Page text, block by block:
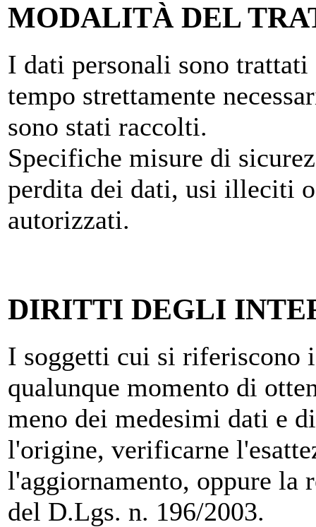
MODALITÀ DEL
I dati personali sono
tempo strettamente
sono stati raccolti.
Specifiche misure di
perdita dei dati, usi illeciti
autorizzati.
DIRITTI DEGLI
I soggetti cui si riferiscono
qualunque momento di
meno dei medesimi dati e
l'origine, verificarne
l'aggiornamento, oppure la
del D.Lgs. n. 196/2003.